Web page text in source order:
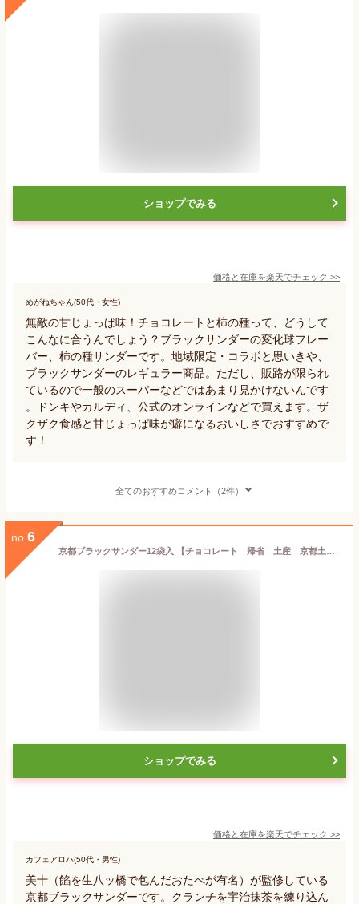
ショップでみる
価格と在庫を楽天でチェック >>
めがねちゃん(50代・女性)
無敵の甘じょっぱ味！チョコレートと柿の種って、どうして
こんなに合うんでしょう？ブラックサンダーの変化球フレー
バー、柿の種サンダーです。地域限定・コラボと思いきや、
ブラックサンダーのレギュラー商品。ただし、販路が限られ
ているので一般のスーパーなどではあまり見かけないんです
。ドンキやカルディ、公式のオンラインなどで買えます。ザ
クザク食感と甘じょっぱ味が癖になるおいしさでおすすめで
す！
全てのおすすめコメント（2件）
no. 6
京都ブラックサンダー12袋入 【チョコレート 帰省 土産 京都土産 京都 修学旅行 お土産 京都お土産 おたべ 】
ショップでみる
価格と在庫を楽天でチェック >>
カフェアロハ(50代・男性)
美十（餡を生八ッ橋で包んだおたべが有名）が監修している
京都ブラックサンダーです。クランチを宇治抹茶を練り込ん